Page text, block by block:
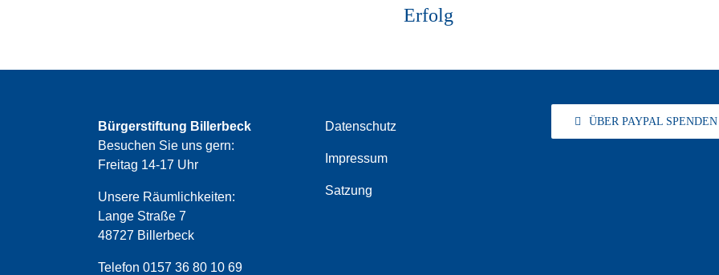
Erfolg
Bürgerstiftung Billerbeck
Besuchen Sie uns gern:
Freitag 14-17 Uhr
Unsere Räumlichkeiten:
Lange Straße 7
48727 Billerbeck
Telefon 0157 36 80 10 69
Datenschutz
Impressum
Satzung
ÜBER PAYPAL SPENDEN